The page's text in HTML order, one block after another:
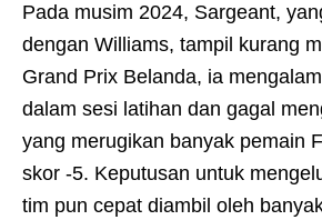
Pada musim 2024, Sargeant,
dengan Williams, tampil kurang
Grand Prix Belanda, ia
dalam sesi latihan dan gagal
yang merugikan banyak pemain
skor -5. Keputusan untuk
tim pun cepat diambil oleh